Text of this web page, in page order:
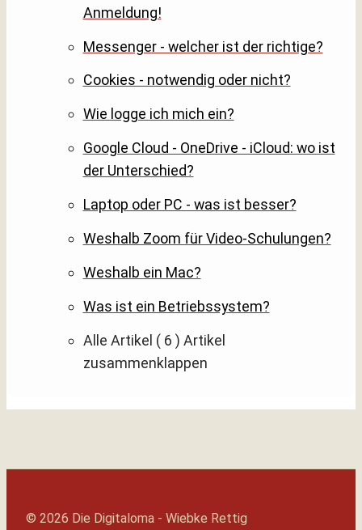
Anmeldung!
Messenger - welcher ist der richtige?
Cookies - notwendig oder nicht?
Wie logge ich mich ein?
Google Cloud - OneDrive - iCloud: wo ist
der Unterschied?
Laptop oder PC - was ist besser?
Weshalb Zoom für Video-Schulungen?
Weshalb ein Mac?
Was ist ein Betriebssystem?
Alle Artikel ( 6 ) Artikel
zusammenklappen
© 2026 Die Digitaloma - Wiebke Rettig